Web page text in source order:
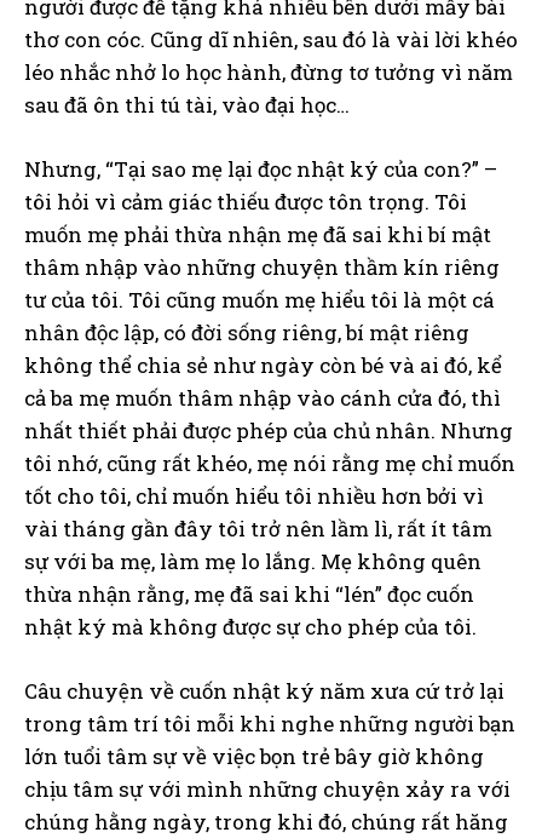
người được đề tặng khá nhiều bên dưới mấy bài
thơ con cóc. Cũng dĩ nhiên, sau đó là vài lời khéo
léo nhắc nhở lo học hành, đừng tơ tưởng vì năm
sau đã ôn thi tú tài, vào đại học…
Nhưng, “Tại sao mẹ lại đọc nhật ký của con?” –
tôi hỏi vì cảm giác thiếu được tôn trọng. Tôi
muốn mẹ phải thừa nhận mẹ đã sai khi bí mật
thâm nhập vào những chuyện thầm kín riêng
tư của tôi. Tôi cũng muốn mẹ hiểu tôi là một cá
nhân độc lập, có đời sống riêng, bí mật riêng
không thể chia sẻ như ngày còn bé và ai đó, kể
cả ba mẹ muốn thâm nhập vào cánh cửa đó, thì
nhất thiết phải được phép của chủ nhân. Nhưng
tôi nhớ, cũng rất khéo, mẹ nói rằng mẹ chỉ muốn
tốt cho tôi, chỉ muốn hiểu tôi nhiều hơn bởi vì
vài tháng gần đây tôi trở nên lầm lì, rất ít tâm
sự với ba mẹ, làm mẹ lo lắng. Mẹ không quên
thừa nhận rằng, mẹ đã sai khi “lén” đọc cuốn
nhật ký mà không được sự cho phép của tôi.
Câu chuyện về cuốn nhật ký năm xưa cứ trở lại
trong tâm trí tôi mỗi khi nghe những người bạn
lớn tuổi tâm sự về việc bọn trẻ bây giờ không
chịu tâm sự với mình những chuyện xảy ra với
chúng hằng ngày, trong khi đó, chúng rất hăng